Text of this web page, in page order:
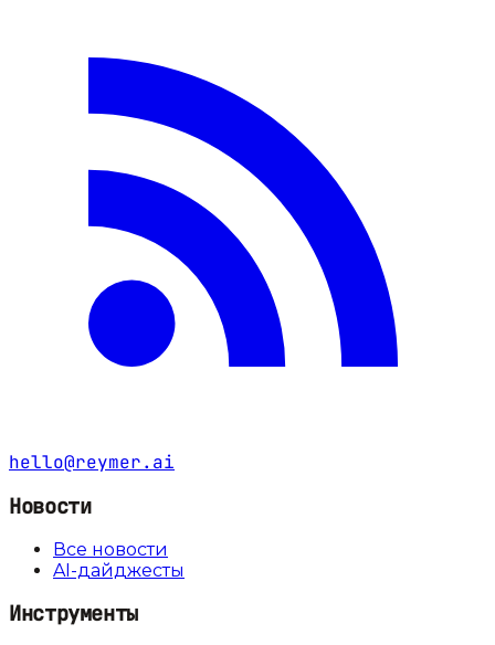
hello@reymer.ai
Новости
Все новости
AI-дайджесты
Инструменты